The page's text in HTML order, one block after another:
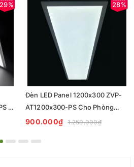
29%
-
28%
Đèn LED Panel 1200x300 ZVP-
AT1200x300-PS Cho Phòng
Sạch - Giải Pháp Chiếu Sáng
900.000₫ 1.250.000₫